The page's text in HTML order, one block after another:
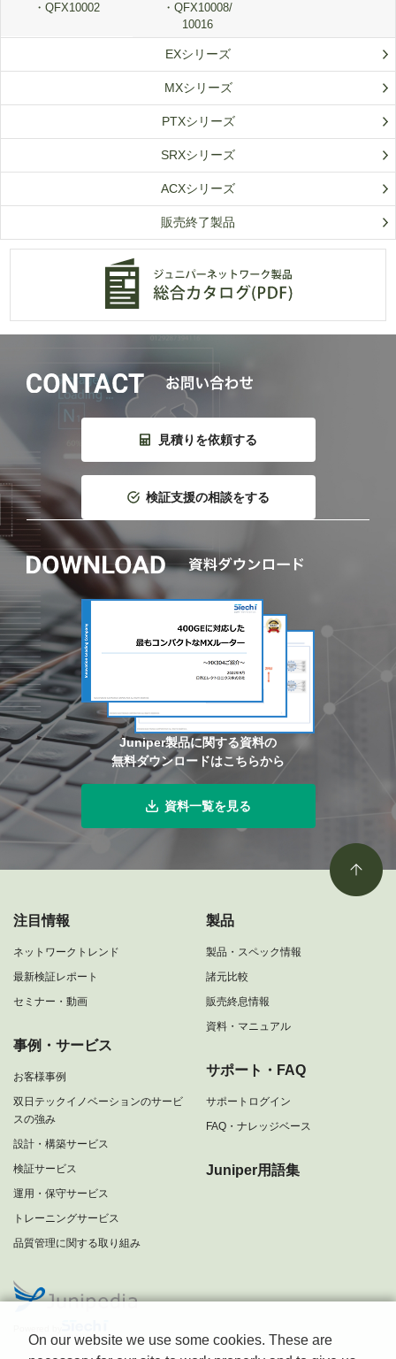
QFX10002
QFX10008/
10016
EXシリーズ
MXシリーズ
PTXシリーズ
SRXシリーズ
ACXシリーズ
販売終了製品
見積りを依頼する
検証支援の相談をする
Juniper製品に関する資料の
無料ダウンロードはこちらから
資料一覧を見る
注目情報
ネットワークトレンド
最新検証レポート
セミナー・動画
事例・サービス
お客様事例
双日テックイノベーションのサービ
スの強み
設計・構築サービス
検証サービス
運用・保守サービス
トレーニングサービス
品質管理に関する取り組み
製品
製品・スペック情報
諸元比較
販売終息情報
資料・マニュアル
サポート・FAQ
サポートログイン
FAQ・ナレッジベース
Juniper用語集
On our website we use some cookies. These are